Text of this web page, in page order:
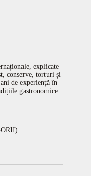
explicate
conserve, torturi și
de experiență în
gastronomice